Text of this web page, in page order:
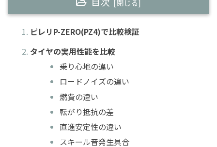
ピレリP-ZERO(PZ4)で比較検証
タイヤの実用性能を比較
乗り心地の違い
ロードノイズの違い
燃費の違い
転がり抵抗の差
直進安定性の違い
スキール音発生具合